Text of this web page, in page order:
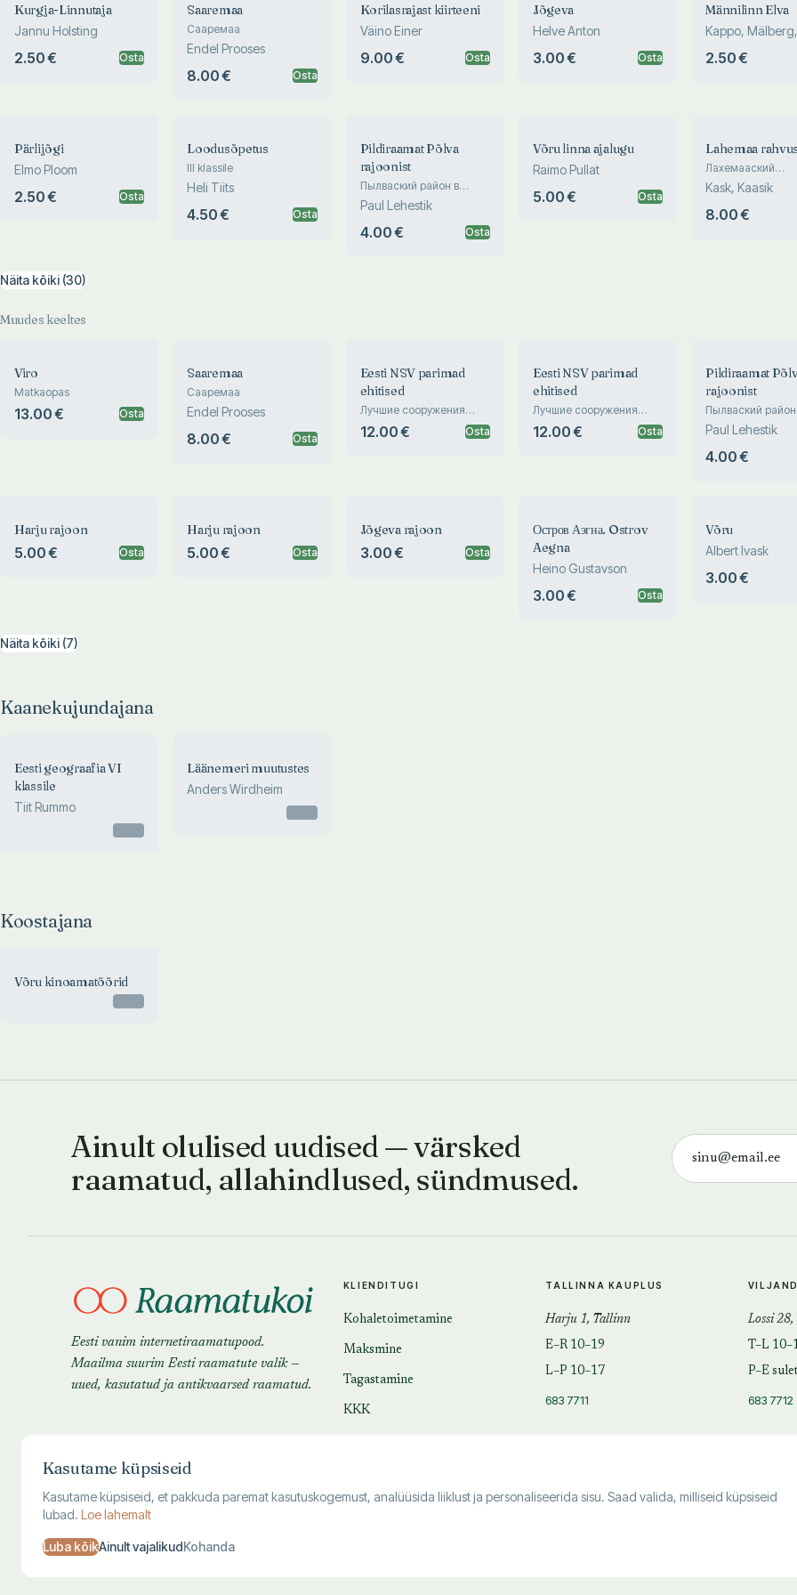
Kurgja-Linnutaja
Jannu Holsting
2.50 € Osta
Saaremaa
Сааремаа
Endel Prooses
8.00 € Osta
Korilasrajast kiirteeni
Väino Einer
9.00 € Osta
Jõgeva
Helve Anton
3.00 € Osta
Männilinn Elva
Kappo, Mälberg,
2.50 €
Pärlijõgi
Elmo Ploom
2.50 € Osta
Loodusõpetus
III klassile
Heli Tiits
4.50 € Osta
Pildiraamat Põlva
rajoonist
Пылваский район в
фотографиях
Paul Lehestik
4.00 € Osta
Võru linna ajalugu
Raimo Pullat
5.00 € Osta
Lahemaa
Лахемааский
национальный
Lahemaa National
Kask, Kaasik
8.00 €
Näita kõiki (30)
Muudes keeltes
Viro
Matkaopas
13.00 € Osta
Saaremaa
Сааремаа
Endel Prooses
8.00 € Osta
Eesti NSV parimad
ehitised
Лучшие сооружения
Эстонской ССР. Best
buildings in the Estonian
12.00 € Osta
Eesti NSV parimad
ehitised
Лучшие сооружения
Эстонской ССР. Best
buildings in the Estonian
12.00 € Osta
Pildiraamat
rajoonist
Пылваский район
фотографиях
Paul Lehestik
4.00 €
Harju rajoon
5.00 € Osta
Harju rajoon
5.00 € Osta
Jõgeva rajoon
3.00 € Osta
Остров Аэгна. Ostrov
Aegna
Heino Gustavson
3.00 € Osta
Võru
Albert Ivask
3.00 €
Näita kõiki (7)
Kaanekujundajana
Eesti geograafia VI
klassile
Tiit Rummo
Läänemeri muutustes
Anders Wirdheim
Koostajana
Võru kinoamatöörid
Ainult olulised uudised — värsked
raamatud, allahindlused, sündmused.
Eesti vanim internetiraamatupood.
Maailma suurim Eesti raamatute valik —
uued, kasutatud ja antikvaarsed raamatud.
KLIENDITUGI
Kohaletoimetamine
Maksmine
Tagastamine
KKK
TALLINNA KAUPLUS
Harju 1, Tallinn
E–R 10–19
L–P 10–17
683 7711
Lossi
T–L
P–E
683 7712
Kasutame küpsiseid
Kasutame küpsiseid, et pakkuda paremat kasutuskogemust, analüüsida liiklust ja personaliseerida sisu. Saad valida, milliseid küpsiseid
lubad. Loe lahemalt
Luba kõikAinult vajalikudKohanda